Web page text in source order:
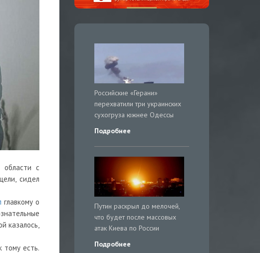
области с
сидел
главкому о
казалось,
тому есть.
Российские «Герани»
перехватили три украинских
сухогруза южнее Одессы
Подробнее
Путин раскрыл до мелочей,
что будет после массовых
атак Киева по России
Подробнее